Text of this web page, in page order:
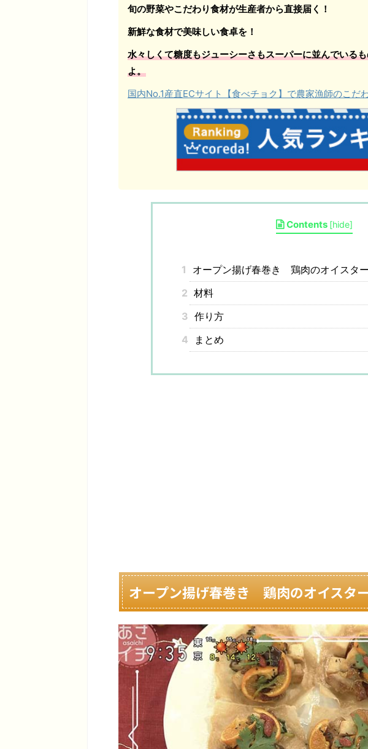
旬の野菜やこだわり食材が生産者から直接届く！
新鮮な食材で美味しい食卓を！
水々しくて糖度もジューシーさもスーパーに並んでいる
よ。
国内No.1産直ECサイト【食べチョク】で農家漁師のこだ
Contents [hide]
1
オープン揚げ春巻き 鶏肉のオイスタ
2 材料
3 作り方
4
まとめ
オープン揚げ春巻き 鶏肉のオイスタ